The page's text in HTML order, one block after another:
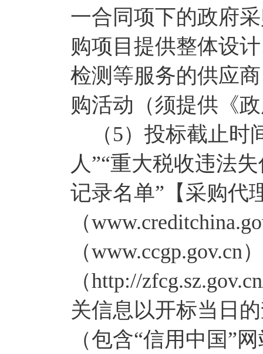
一合同项下的政府
购项目提供整体设
检测等服务的供应
购活动（须提供《
（5）投标截止时
人”“重大税收违法
记录名单”【采购代
（
（
（http://
关信息以开标当日
（包含“信用中国”